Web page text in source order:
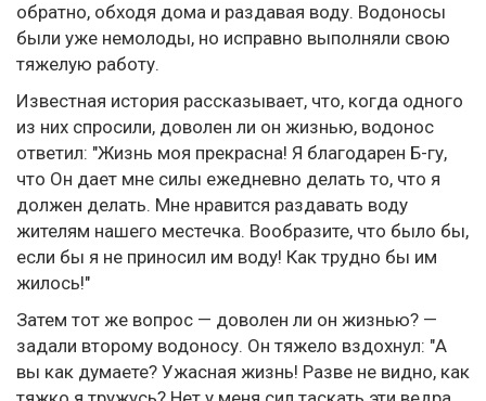
обратно, обходя дома и раздавая воду. Водоносы
были уже немолоды, но исправно выполняли свою
тяжелую работу.
Известная история рассказывает, что, когда одного
из них спросили, доволен ли он жизнью, водонос
ответил: "Жизнь моя прекрасна! Я благодарен Б-гу,
что Он дает мне силы ежедневно делать то, что я
должен делать. Мне нравится раздавать воду
жителям нашего местечка. Вообразите, что было бы,
если бы я не приносил им воду! Как трудно бы им
жилось!"
Затем тот же вопрос — доволен ли он жизнью? —
задали второму водоносу. Он тяжело вздохнул: "А
вы как думаете? Ужасная жизнь! Разве не видно, как